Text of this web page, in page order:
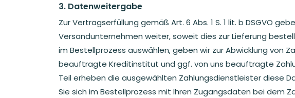
3. Datenweitergabe
Zur Vertragserfüllung gemäß Art. 6 Abs. 1 S. 1 lit. b DSGVO
Versandunternehmen weiter, soweit dies zur Lieferung
im Bestellprozess auswählen, geben wir zur Abwicklung von
beauftragte Kreditinstitut und ggf. von uns beauftragte
Teil erheben die ausgewählten Zahlungsdienstleister diese
Sie sich im Bestellprozess mit Ihren Zugangsdaten bei dem